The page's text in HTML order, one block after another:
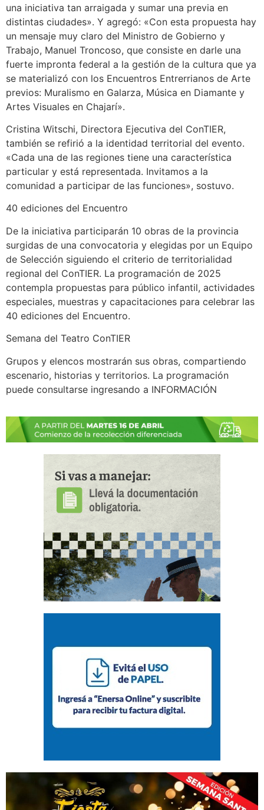
una iniciativa tan arraigada y sumar una previa en
distintas ciudades». Y agregó: «Con esta propuesta hay
un mensaje muy claro del Ministro de Gobierno y
Trabajo, Manuel Troncoso, que consiste en darle una
fuerte impronta federal a la gestión de la cultura que ya
se materializó con los Encuentros Entrerrianos de Arte
previos: Muralismo en Galarza, Música en Diamante y
Artes Visuales en Chajarí».
Cristina Witschi, Directora Ejecutiva del ConTIER,
también se refirió a la identidad territorial del evento.
«Cada una de las regiones tiene una característica
particular y está representada. Invitamos a la
comunidad a participar de las funciones», sostuvo.
40 ediciones del Encuentro
De la iniciativa participarán 10 obras de la provincia
surgidas de una convocatoria y elegidas por un Equipo
de Selección siguiendo el criterio de territorialidad
regional del ConTIER. La programación de 2025
contempla propuestas para público infantil, actividades
especiales, muestras y capacitaciones para celebrar las
40 ediciones del Encuentro.
Semana del Teatro ConTIER
Grupos y elencos mostrarán sus obras, compartiendo
escenario, historias y territorios. La programación
puede consultarse ingresando a INFORMACIÓN